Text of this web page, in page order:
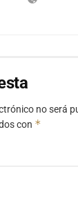
no será
con *